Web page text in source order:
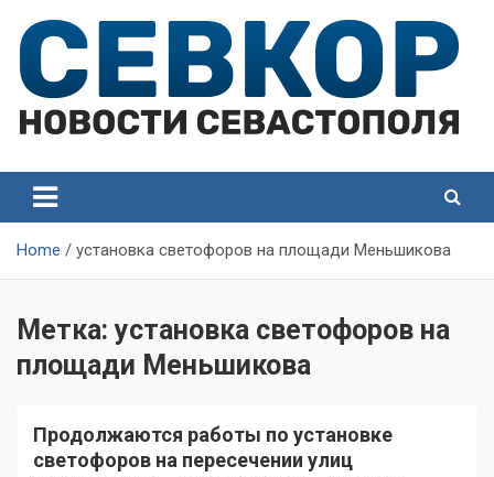
content
Севастополя
Севастополя
Home установка светофоров на площади Меньшикова
Метка:установка светофоров на
площади Меньшикова
Продолжаются работы по установке
светофоров на пересечении улиц